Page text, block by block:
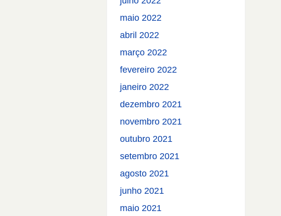
maio 2022
abril 2022
março 2022
fevereiro 2022
janeiro 2022
dezembro 2021
novembro 2021
outubro 2021
setembro 2021
agosto 2021
junho 2021
maio 2021